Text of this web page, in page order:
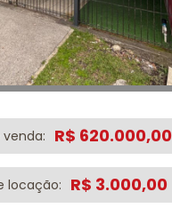
R$ 620.000,00
locação: R$ 3.000,00